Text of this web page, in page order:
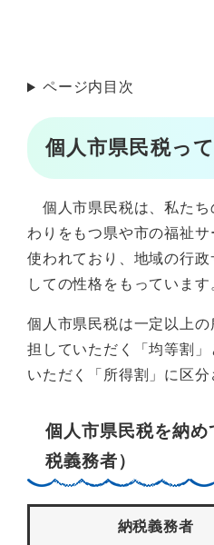
ページ内目次
個人市県民税って
個人市県民税は、私たち
わりをもつ県や市の福祉
使われており、地域の行
しての性格をもっています
個人市県民税は一定以上
担していただく「均等割
いただく「所得割」に区分
個人市県民税を納
税義務者）
納税義務者